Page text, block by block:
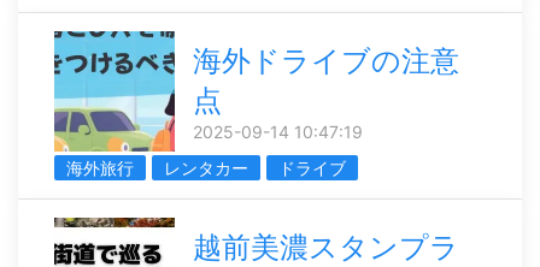
海外ドライブの注意
点
2025-09-14 10:47:19
海外旅行
レンタカー ドライブ
越前美濃スタンプラ